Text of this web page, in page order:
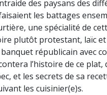
des paysans des
les battages
une spécialité de
plutôt protestant, laïc et
républicain avec
l’histoire de ce plat,
et les secrets de sa
les cuisinier(e)s.